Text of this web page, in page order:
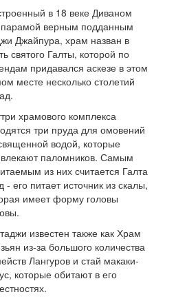
в 18 веке Диваном
верным подданным
Джайпура, храм назван в
святого Галты, которой по
придавался аскезе в этом
месте несколько столетий
храмового комплекса
три пруда для омовений
водой, которые
паломников. Самым
из них считается Галта
- его питает источник из скалы,
имеет форму головы
известен также как Храм
из-за большого количества
Лангуров и стай макаки-
которые обитают в его